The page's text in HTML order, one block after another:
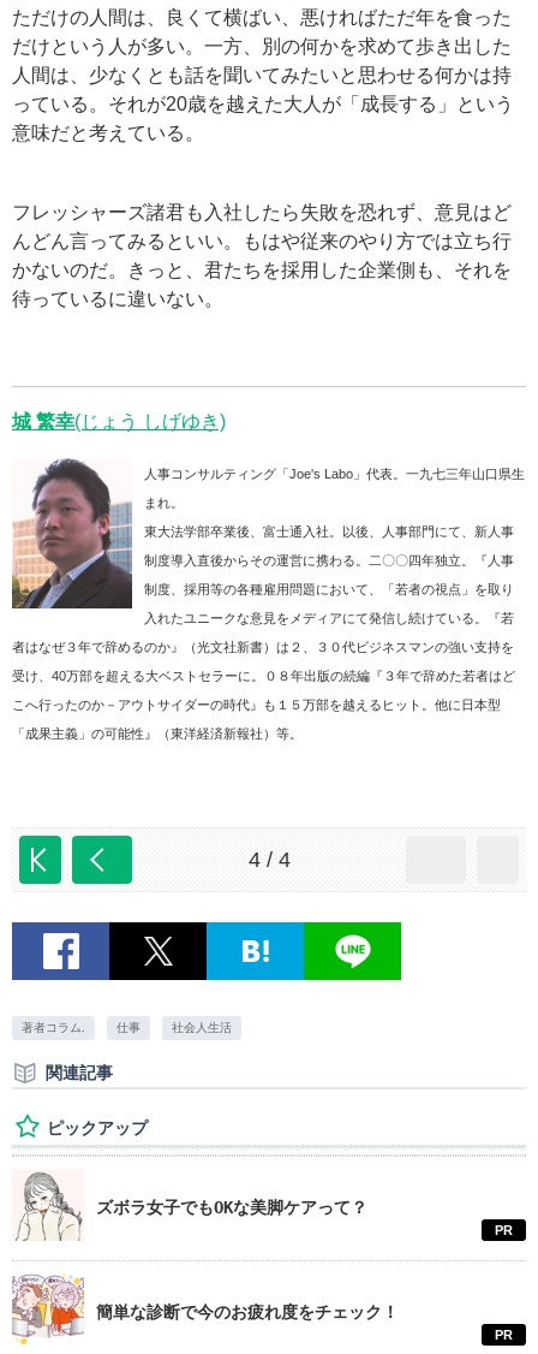
ただけの人間は、良くて横ばい、悪ければただ年を食った
だけという人が多い。一方、別の何かを求めて歩き出した
人間は、少なくとも話を聞いてみたいと思わせる何かは持
っている。それが20歳を越えた大人が「成長する」という
意味だと考えている。
フレッシャーズ諸君も入社したら失敗を恐れず、意見はど
んどん言ってみるといい。もはや従来のやり方では立ち行
かないのだ。きっと、君たちを採用した企業側も、それを
待っているに違いない。
城 繁幸(じょう しげゆき)
人事コンサルティング「Joe's Labo」代表。一九七三年山口県生
まれ。
東大法学部卒業後、富士通入社。以後、人事部門にて、新人事
制度導入直後からその運営に携わる。二〇〇四年独立。『人事
制度、採用等の各種雇用問題において、「若者の視点」を取り
入れたユニークな意見をメディアにて発信し続けている。『若
者はなぜ３年で辞めるのか』（光文社新書）は２、３０代ビジネスマンの強い支持を
受け、40万部を超える大ベストセラーに。０８年出版の続編『３年で辞めた若者はど
こへ行ったのか－アウトサイダーの時代』も１５万部を越えるヒット。他に日本型
「成果主義」の可能性』（東洋経済新報社）等。
4 / 4
著者コラム. 仕事 社会人生活
関連記事
ピックアップ
ズボラ女子でもOKな美脚ケアって？
PR
簡単な診断で今のお疲れ度をチェック！
PR